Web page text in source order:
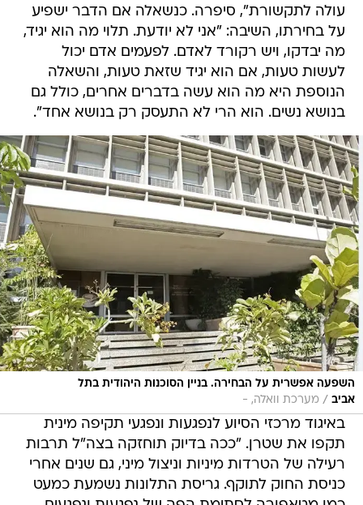
עולה לתקשורת", סיפרה. כנשאלה אם הדבר ישפיע
על בחירתו, השיבה: "אני לא יודעת. תלוי מה הוא יגיד,
מה יבדקו, ויש רקורד לאדם. לפעמים אדם יכול
לעשות טעות, אם הוא יגיד שזאת טעות, והשאלה
הנוספת היא מה הוא עשה בדברים אחרים, כולל גם
בנושא נשים. הוא הרי לא התעסק רק בנושא אחד".
השפעה אפשרית על הבחירה. בניין הסוכנות היהודית בתל
אביב / מערכת וואלה, -
באיגוד מרכזי הסיוע לנפגעות ונפגעי תקיפה מינית
תקפו את שטרן. "ככה בדיוק תוחזקה בצה"ל תרבות
רעילה של הטרדות מיניות וניצול מיני, גם שנים אחרי
כניסת החוק לתוקף. גריסת התלונות נשמעת כמעט